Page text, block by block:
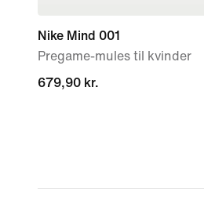
Nike Mind 001
Pregame-mules til kvinder
679,90 kr.
679,90 kr.